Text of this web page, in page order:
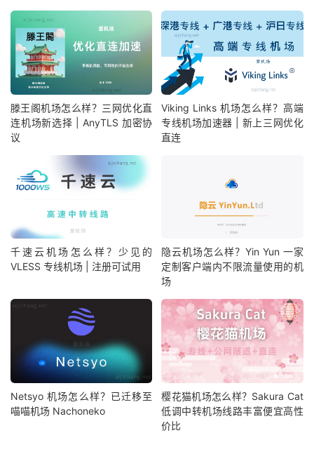
滕王阁机场怎么样？三网优化直
连机场新选择 | AnyTLS 加密协
议
Viking Links 机场怎么样？高端
专线机场加速器 | 新上三网优化
直连
千速云机场怎么样？少见的
VLESS 专线机场 | 注册可试用
隐云机场怎么样？Yin Yun 一家
定制客户端内不限流量使用的机
场
Netsyo 机场怎么样？已迁移至
喵喵机场 Nachoneko
樱花猫机场怎么样？Sakura Cat
低调中转机场线路丰富便宜高性
价比